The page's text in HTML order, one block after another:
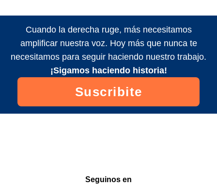
Cuando la derecha ruge, más necesitamos
amplificar nuestra voz. Hoy más que nunca te
necesitamos para seguir haciendo nuestro trabajo.
¡Sigamos haciendo historia!
Suscribite
Seguinos en